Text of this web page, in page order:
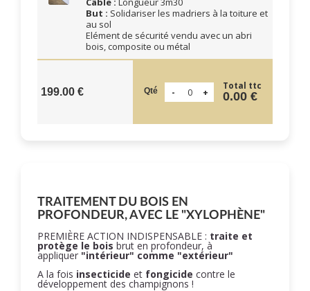
But : Solidariser les madriers à la toiture et
au sol
Elément de sécurité vendu avec un abri
bois, composite ou métal
199.00 € Qté Total ttc
0.00 €
TRAITEMENT DU BOIS EN
PROFONDEUR, AVEC LE "XYLOPHÈNE"
PREMIÈRE ACTION INDISPENSABLE : traite et
protège le bois brut en profondeur, à
appliquer "intérieur" comme "extérieur"
A la fois insecticide et fongicide contre le
développement des champignons !